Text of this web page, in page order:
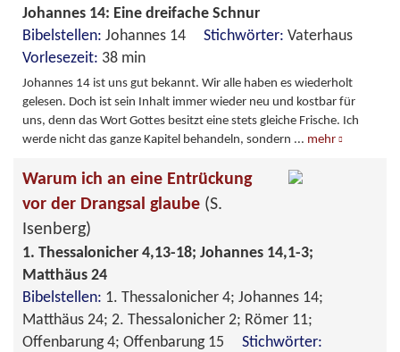
Johannes 14: Eine dreifache Schnur
Bibelstellen: Johannes 14 Stichwörter: Vaterhaus
Vorlesezeit: 38 min
Johannes 14 ist uns gut bekannt. Wir alle haben es wiederholt
gelesen. Doch ist sein Inhalt immer wieder neu und kostbar für
uns, denn das Wort Gottes besitzt eine stets gleiche Frische. Ich
werde nicht das ganze Kapitel behandeln, sondern ... mehr
Warum ich an eine Entrückung
vor der Drangsal glaube (S.
Isenberg)
1. Thessalonicher 4,13-18; Johannes 14,1-3;
Matthäus 24
Bibelstellen: 1. Thessalonicher 4; Johannes 14;
Matthäus 24; 2. Thessalonicher 2; Römer 11;
Offenbarung 4; Offenbarung 15 Stichwörter: